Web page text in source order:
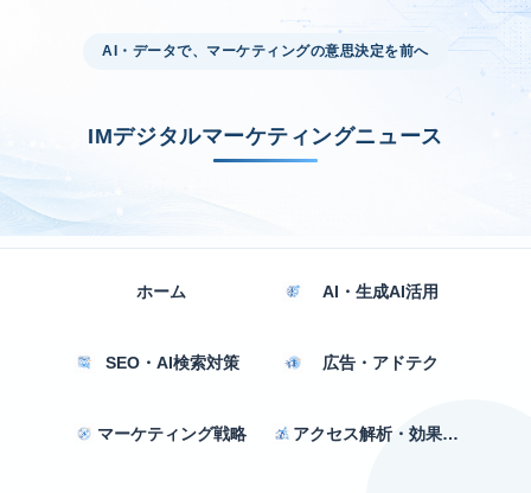
AI・データで、マーケティングの意思決定を前へ
IMデジタルマーケティングニュース
ホーム AI・生成AI活用
SEO・AI検索対策 広告・アドテク
マーケティング戦略 アクセス解析・効果測定